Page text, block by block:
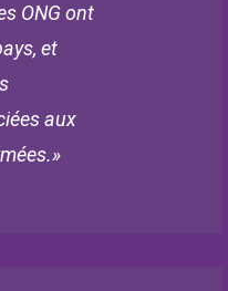
ONG ont
et
aux